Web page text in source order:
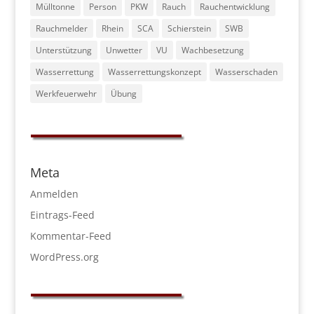
Mülltonne
Person PKW Rauch
Rauchentwicklung
Rauchmelder
Rhein SCA Schierstein
SWB
Unterstützung
Unwetter VU
Wachbesetzung
Wasserrettung
Wasserrettungskonzept
Wasserschaden
Werkfeuerwehr
Übung
Meta
Anmelden
Eintrags-Feed
Kommentar-Feed
WordPress.org